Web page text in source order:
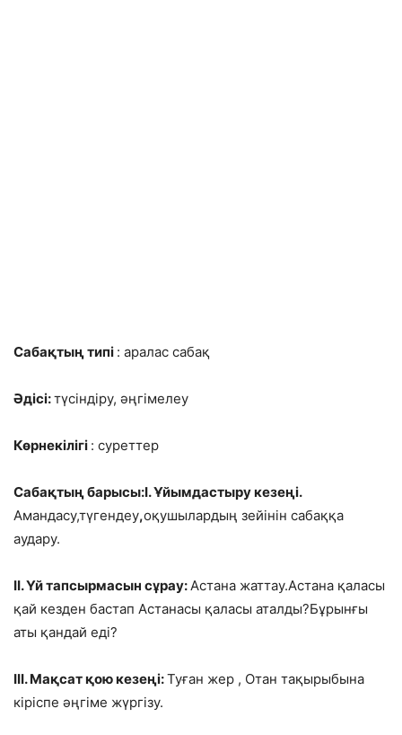
Сабақтың типі : аралас сабақ
Әдісі:түсіндіру, әңгімелеу
Көрнекілігі : суреттер
Сабақтың барысы:І. Ұйымдастыру кезеңі.
Амандасу,түгендеу,оқушылардың зейінін сабаққа
аудару.
ІІ. Үй тапсырмасын сұрау:Астана жаттау.Астана қаласы
қай кезден бастап Астанасы қаласы аталды?Бұрынғы
аты қандай еді?
ІІІ. Мақсат қою кезеңі:Туған жер , Отан тақырыбына
кіріспе әңгіме жүргізу.